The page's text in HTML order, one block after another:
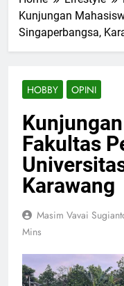
Kunjungan
Singaperbangsa,
HOBBY OPINI
Fakultas
Karawang
Masim Vavai
Mins